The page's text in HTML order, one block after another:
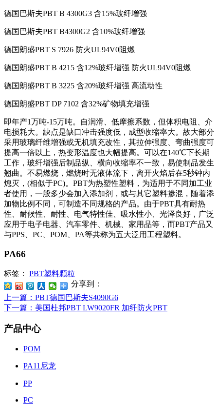
德国巴斯夫PBT B 4300G3 含15%玻纤增强
德国巴斯夫PBT B4300G2 含10%玻纤增强
德国朗盛PBT S 7926 防火UL94V0阻燃
德国朗盛PBT B 4215 含12%玻纤增强 防火UL94V0阻燃
德国朗盛PBT B 3225 含20%玻纤增强 高流动性
德国朗盛PBT DP 7102 含32%矿物填充增强
即年产1万吨-15万吨。自润滑、低摩擦系数，但体积电阻、介
电损耗大。缺点是缺口冲击强度低，成型收缩率大。故大部分
采用玻璃纤维增强或无机填充改性，其拉伸强度、弯曲强度可
提高一倍以上，热变形温度也大幅提高。可以在140℃下长期
工作，玻纤增强后制品纵、横向收缩率不一致，易使制品发生
翘曲。不易燃烧，燃烧时无液体流下，离开火焰后在5秒钟内
熄灭， (相似于PC)。 PBT为热塑性塑料，为适用于不同加工业
者使用，一般多少会加入添加剂，或与其它塑料掺混，随着添
加物比例不同，可制造不同规格的产品。由于PBT具有耐热
性、耐候性、耐性、电气特性佳、吸水性小、光泽良好，广泛
应用于电子电器、汽车零件、机械、家用品等，而PBT产品又
与PPS PC POM PA等共称为五大泛用工程塑料。
PA66
标签：
PBT塑料颗粒
分享到：
上一篇 ：PBT德国巴斯夫S4090G6
下一篇 ：美国杜邦PBT LW9020FR 加纤防火PBT
产品中心
POM
PA11尼龙
PP
PC